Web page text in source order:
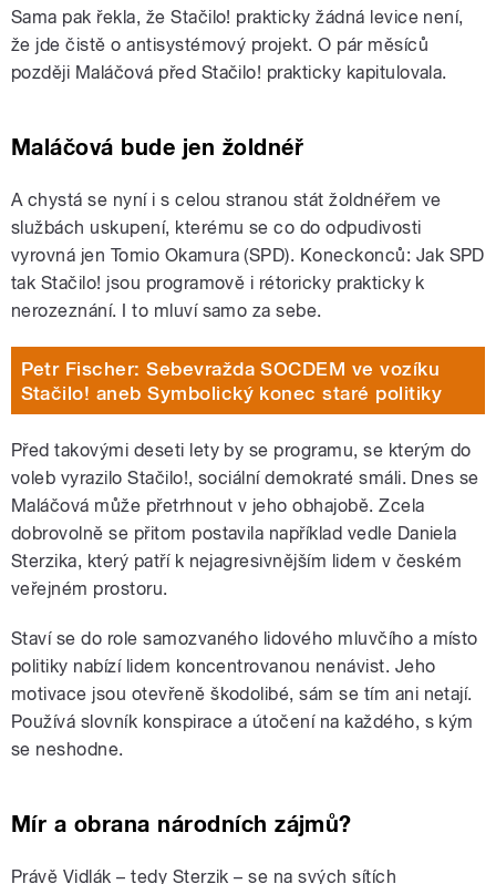
Sama pak řekla, že Stačilo! prakticky žádná levice není,
že jde čistě o antisystémový projekt. O pár měsíců
později Maláčová před Stačilo! prakticky kapitulovala.
Maláčová bude jen žoldnéř
A chystá se nyní i s celou stranou stát žoldnéřem ve
službách uskupení, kterému se co do odpudivosti
vyrovná jen Tomio Okamura (SPD). Koneckonců: Jak SPD
tak Stačilo! jsou programově i rétoricky prakticky k
nerozeznání. I to mluví samo za sebe.
Petr Fischer: Sebevražda SOCDEM ve vozíku
Stačilo! aneb Symbolický konec staré politiky
Před takovými deseti lety by se programu, se kterým do
voleb vyrazilo Stačilo!, sociální demokraté smáli. Dnes se
Maláčová může přetrhnout v jeho obhajobě. Zcela
dobrovolně se přitom postavila například vedle Daniela
Sterzika, který patří k nejagresivnějším lidem v českém
veřejném prostoru.
Staví se do role samozvaného lidového mluvčího a místo
politiky nabízí lidem koncentrovanou nenávist. Jeho
motivace jsou otevřeně škodolibé, sám se tím ani netají.
Používá slovník konspirace a útočení na každého, s kým
se neshodne.
Mír a obrana národních zájmů?
Právě Vidlák – tedy Sterzik – se na svých sítích